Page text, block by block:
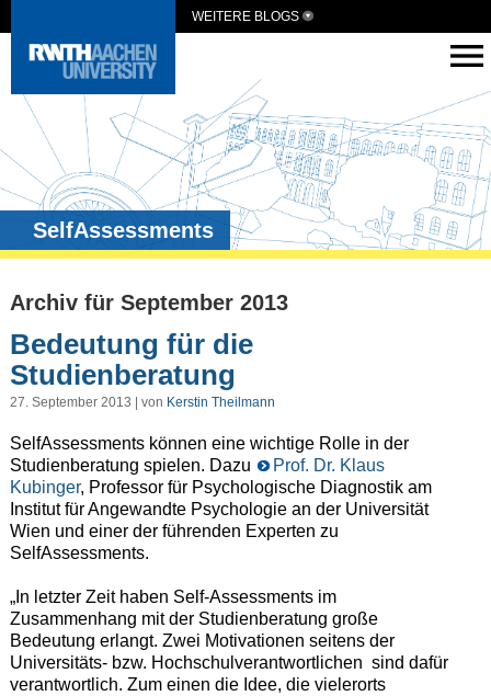
WEITERE BLOGS
SelfAssessments
Archiv für September 2013
Bedeutung für die
Studienberatung
27. September 2013 | von Kerstin Theilmann
SelfAssessments können eine wichtige Rolle in der
Studienberatung spielen. Dazu
Prof. Dr. Klaus
Kubinger, Professor für Psychologische Diagnostik am
Institut für Angewandte Psychologie an der Universität
Wien und einer der führenden Experten zu
SelfAssessments.
„In letzter Zeit haben Self-Assessments im
Zusammenhang mit der Studienberatung große
Bedeutung erlangt. Zwei Motivationen seitens der
Universitäts- bzw. Hochschulverantwortlichen sind dafür
verantwortlich. Zum einen die Idee, die vielerorts